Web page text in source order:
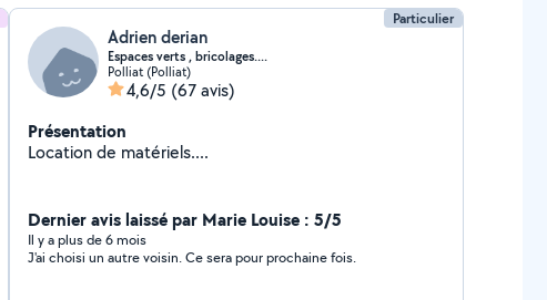
Particulier
Adrien derian
Espaces verts , bricolages....
Polliat (Polliat)
4,6/5 (67 avis)
Présentation
Location de matériels....
Dernier avis laissé par Marie Louise : 5/5
Il y a plus de 6 mois
J'ai choisi un autre voisin. Ce sera pour prochaine fois.